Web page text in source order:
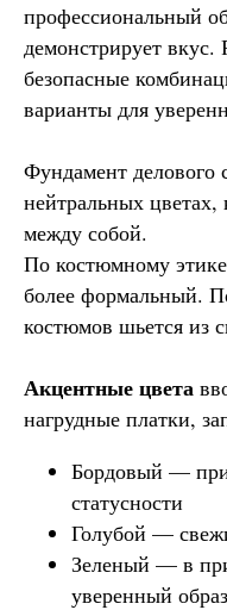
профессиональный
демонстрирует вкус.
безопасные
варианты для
Фундамент делового
нейтральных цветах,
между собой.
По костюмному
более формальный.
костюмов шьется из
Акцентные цвета
нагрудные платки,
Бордовый —
статусности
Голубой —
Зеленый — в
уверенный образ